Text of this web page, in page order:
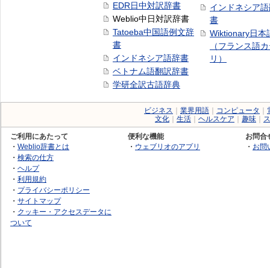
EDR日中対訳辞書
Weblio中日対訳辞書
Tatoeba中国語例文辞
書
インドネシア語辞書
ベトナム語翻訳辞書
学研全訳古語辞典
インドネシア
書
Wiktionary日本
（フランス語
リ）
ビジネス 業界用語 コンピュータ
文化
生活 ヘルスケア 趣味
ご利用にあたって
・ Weblio辞書とは
・ 検索の仕方
・ ヘルプ
・ 利用規約
・ プライバシーポリシー
・ サイトマップ
・ クッキー・アクセスデータに
ついて
便利な機能
・ ウェブリオのアプリ
お問合
・ お問